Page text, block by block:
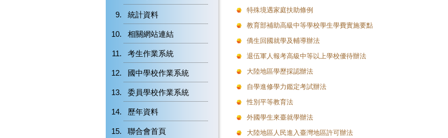
統計資料
相關網站連結
考生作業系統
國中學校作業系統
委員學校作業系統
歷年資料
聯合會首頁
特殊境遇家庭扶助條例
教育部補助高級中等學校學生學費實施要點
僑生回國就學及輔導辦法
退伍軍人報考高級中等以上學校優待辦法
大陸地區學歷採認辦法
自學進修學力鑑定考試辦法
性別平等教育法
外國學生來臺就學辦法
大陸地區人民進入臺灣地區許可辦法